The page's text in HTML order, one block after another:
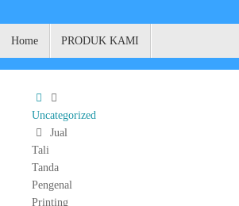
Home PRODUK KAMI
Home
Uncategorized
Jual
Tali
Tanda
Pengenal
Printing